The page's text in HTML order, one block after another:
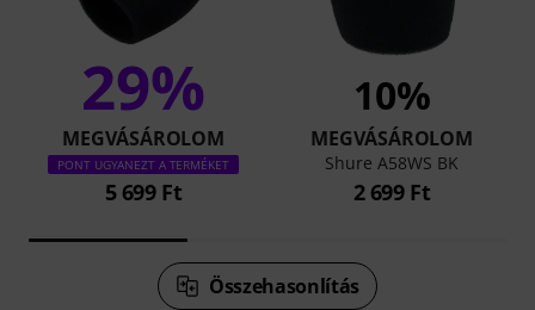
29%
MEGVÁSÁROLOM
PONT UGYANEZT A TERMÉKET
5 699 Ft
10%
MEGVÁSÁROLOM
Shure A58WS BK
2 699 Ft
Összehasonlítás